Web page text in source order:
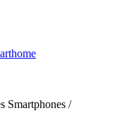
Smartphones /